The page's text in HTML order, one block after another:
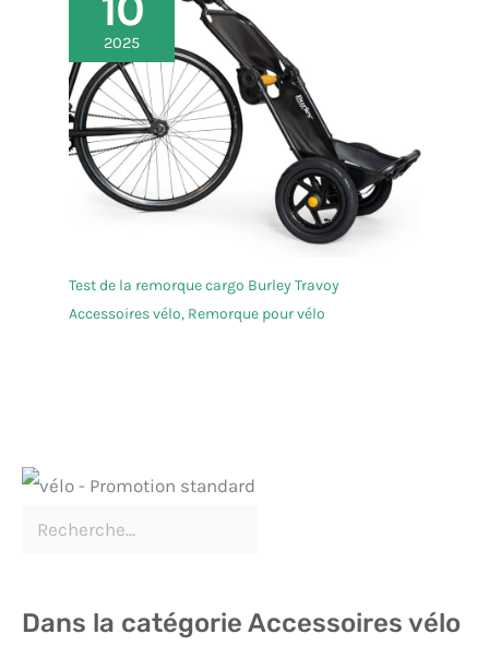
2025
Test de la remorque cargo Burley Travoy
Accessoires vélo, Remorque pour vélo
Dans la catégorie Accessoires vélo